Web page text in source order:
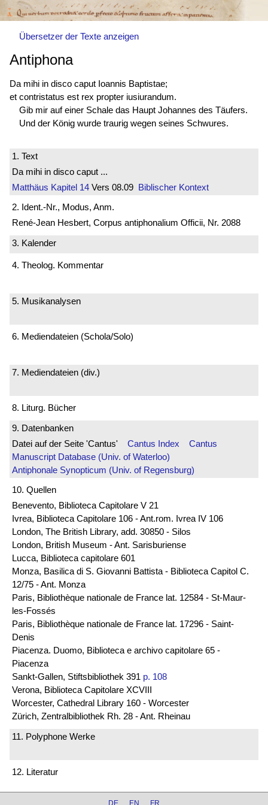
Übersetzer der Texte anzeigen
Antiphona
Da mihi in disco caput Ioannis Baptistae;
et contristatus est rex propter iusiurandum.
Gib mir auf einer Schale das Haupt Johannes des Täufers.
Und der König wurde traurig wegen seines Schwures.
1. Text
Da mihi in disco caput ...
Matthäus Kapitel 14 Vers 08.09 Biblischer Kontext
2. Ident.-Nr., Modus, Anm.
René-Jean Hesbert, Corpus antiphonalium Officii, Nr. 2088
3. Kalender
4. Theolog. Kommentar
5. Musikanalysen
6. Mediendateien (Schola/Solo)
7. Mediendateien (div.)
8. Liturg. Bücher
9. Datenbanken
Datei auf der Seite 'Cantus' Cantus Index
Cantus
Manuscript Database (Univ. of Waterloo)
Antiphonale Synopticum (Univ. of Regensburg)
10. Quellen
Benevento, Biblioteca Capitolare V 21
Ivrea, Biblioteca Capitolare 106 - Ant.rom. Ivrea IV 106
London, The British Library, add. 30850 - Silos
London, British Museum - Ant. Sarisburiense
Lucca, Biblioteca capitolare 601
Monza, Basilica di S. Giovanni Battista - Biblioteca Capitol C.
12/75 - Ant. Monza
Paris, Bibliothèque nationale de France lat. 12584 - St-Maur-
les-Fossés
Paris, Bibliothèque nationale de France lat. 17296 - Saint-
Denis
Piacenza. Duomo, Biblioteca e archivo capitolare 65 -
Piacenza
Sankt-Gallen, Stiftsbibliothek 391 p. 108
Verona, Biblioteca Capitolare XCVIII
Worcester, Cathedral Library 160 - Worcester
Zürich, Zentralbibliothek Rh. 28 - Ant. Rheinau
11. Polyphone Werke
12. Literatur